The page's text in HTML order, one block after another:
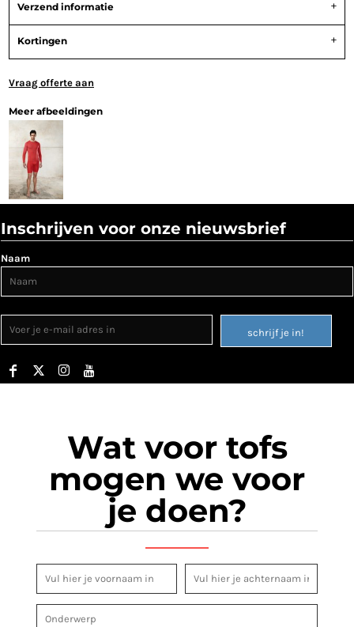
Verzend informatie
Kortingen
Vraag offerte aan
Meer afbeeldingen
Inschrijven voor onze nieuwsbrief
Naam
schrijf je in!
Wat voor tofs
mogen we voor
je doen?